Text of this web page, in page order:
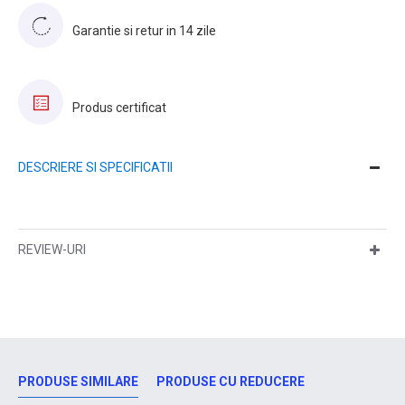
Garantie si retur in 14 zile
Produs certificat
DESCRIERE SI SPECIFICATII
REVIEW-URI
PRODUSE SIMILARE PRODUSE CU REDUCERE